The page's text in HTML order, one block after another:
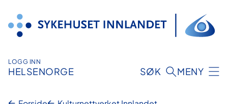
innhold
LOGG INN
HELSENORGE SØK MENY